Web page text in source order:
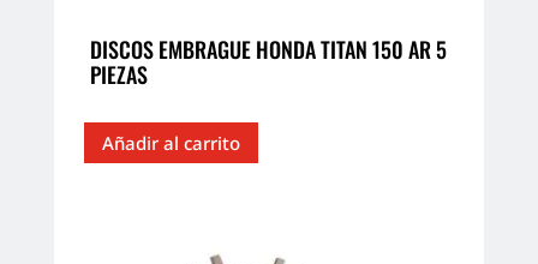
DISCOS EMBRAGUE HONDA TITAN 150 AR 5
PIEZAS
Añadir al carrito